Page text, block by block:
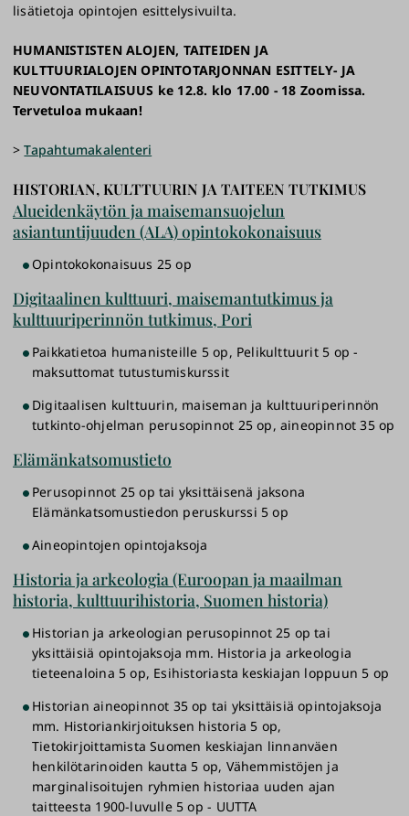
lisätietoja opintojen esittelysivuilta.
HUMANISTISTEN ALOJEN, TAITEIDEN JA
KULTTUURIALOJEN OPINTOTARJONNAN ESITTELY- JA
NEUVONTATILAISUUS ke 12.8. klo 17.00 - 18 Zoomissa.
Tervetuloa mukaan!
>Tapahtumakalenteri
HISTORIAN, KULTTUURIN JA TAITEEN TUTKIMUS
Alueidenkäytön ja maisemansuojelun
asiantuntijuuden (ALA) opintokokonaisuus
Opintokokonaisuus 25 op
Digitaalinen kulttuuri, maisemantutkimus ja
kulttuuriperinnön tutkimus, Pori
Paikkatietoa humanisteille 5 op, Pelikulttuurit 5 op -
maksuttomat tutustumiskurssit
Digitaalisen kulttuurin, maiseman ja kulttuuriperinnön
tutkinto-ohjelman perusopinnot 25 op, aineopinnot 35 op
Elämänkatsomustieto
Perusopinnot 25 op tai yksittäisenä jaksona
Elämänkatsomustiedon peruskurssi 5 op
Aineopintojen opintojaksoja
Historia ja arkeologia (Euroopan ja maailman
historia, kulttuurihistoria, Suomen historia)
Historian ja arkeologian perusopinnot 25 op tai
yksittäisiä opintojaksoja mm. Historia ja arkeologia
tieteenaloina 5 op, Esihistoriasta keskiajan loppuun 5 op
Historian aineopinnot 35 op tai yksittäisiä opintojaksoja
mm. Historiankirjoituksen historia 5 op,
Tietokirjoittamista Suomen keskiajan linnanväen
henkilötarinoiden kautta 5 op, Vähemmistöjen ja
marginalisoitujen ryhmien historiaa uuden ajan
taitteesta 1900-luvulle 5 op - UUTTA